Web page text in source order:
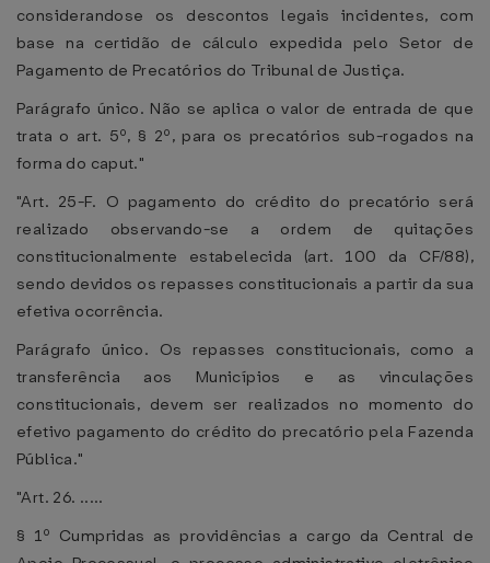
considerandose os descontos legais incidentes, com
base na certidão de cálculo expedida pelo Setor de
Pagamento de Precatórios do Tribunal de Justiça.
Parágrafo único. Não se aplica o valor de entrada de que
trata o art. 5º, § 2º, para os precatórios sub-rogados na
forma do caput."
"Art. 25-F. O pagamento do crédito do precatório será
realizado observando-se a ordem de quitações
constitucionalmente estabelecida (art. 100 da CF/88),
sendo devidos os repasses constitucionais a partir da sua
efetiva ocorrência.
Parágrafo único. Os repasses constitucionais, como a
transferência aos Municípios e as vinculações
constitucionais, devem ser realizados no momento do
efetivo pagamento do crédito do precatório pela Fazenda
Pública."
"Art. 26. .....
§ 1º Cumpridas as providências a cargo da Central de